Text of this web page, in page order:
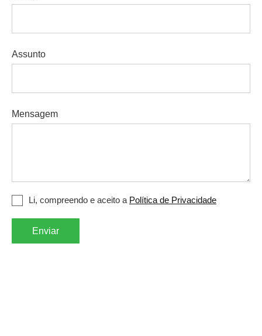
Assunto
Mensagem
Li, compreendo e aceito a Política de Privacidade